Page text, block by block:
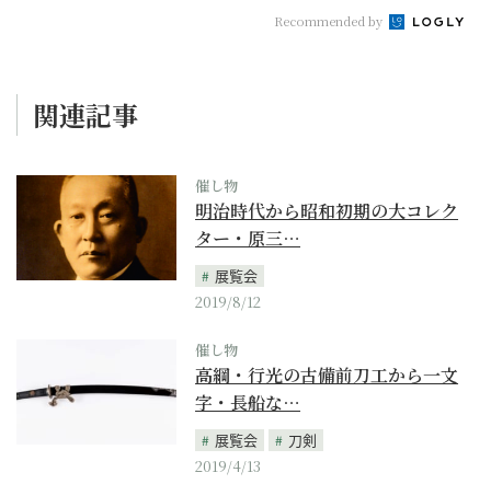
Recommended by
関連記事
催し物
明治時代から昭和初期の大コレク
ター・原三…
展覧会
2019/8/12
催し物
高綱・行光の古備前刀工から一文
字・長船な…
展覧会
刀剣
2019/4/13